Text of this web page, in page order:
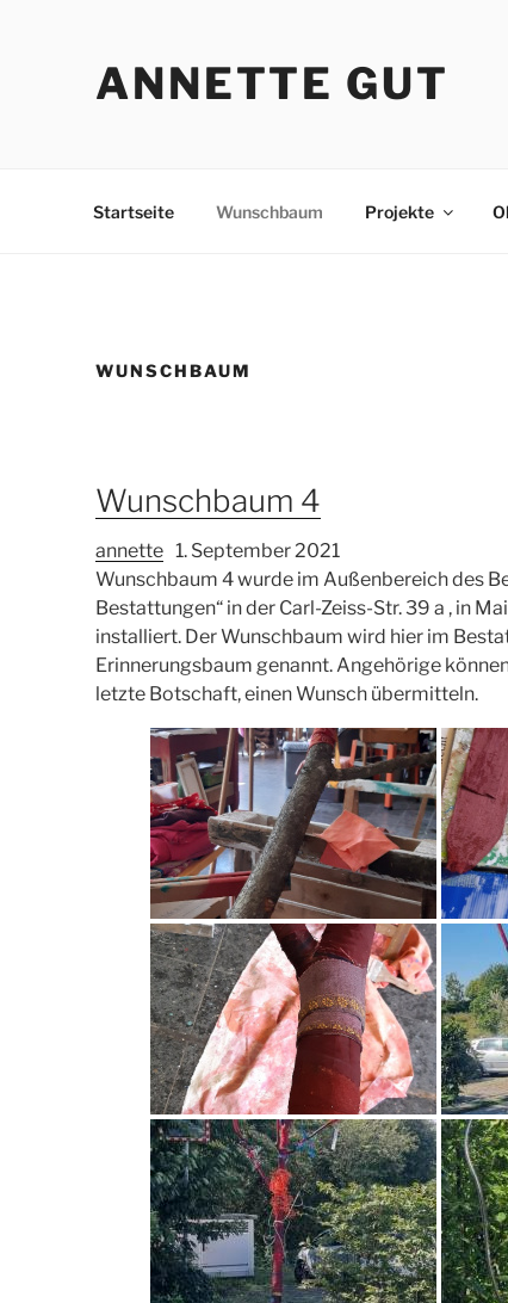
ANNETTE GUT
Startseite Wunschbaum Projekte
WUNSCHBAUM
Wunschbaum 4
annette 1. September 2021
Wunschbaum 4 wurde im Außenbereich des
Bestattungen“ in der Carl-Zeiss-Str. 39 a , in
installiert. Der Wunschbaum wird hier im
Erinnerungsbaum genannt. Angehörige
letzte Botschaft, einen Wunsch übermitteln.